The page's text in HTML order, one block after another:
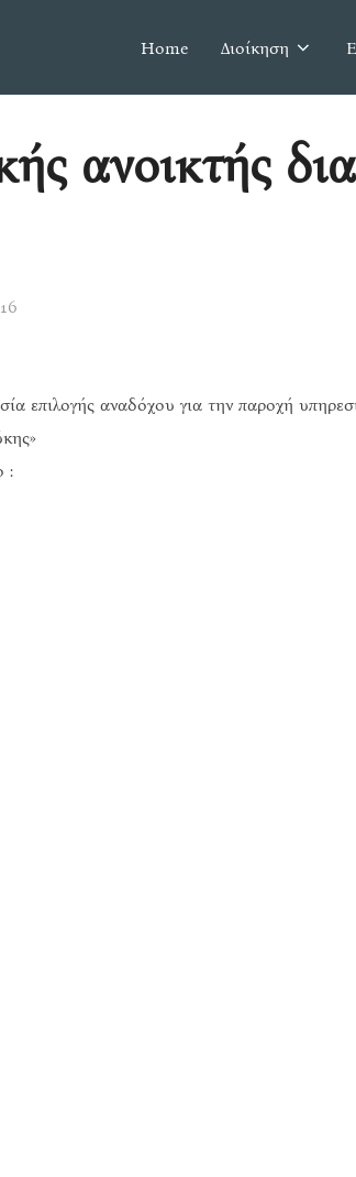
Home Διοίκηση
ανοικτής
επιλογής αναδόχου για την παροχή
: